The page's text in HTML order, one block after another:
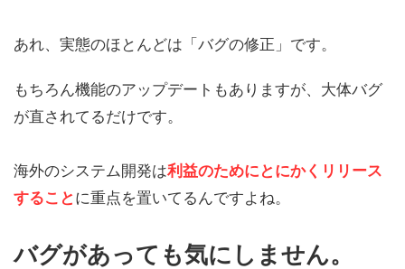
あれ、 実態のほとんどは「バグの修正」です。
もちろん機能のアップデートもありますが、大体バグ
が直されてるだけです。
海外のシステム開発は利益のためにとにかくリリース
すること に重点を置いてるんですよね。
バグがあっても気にしません。